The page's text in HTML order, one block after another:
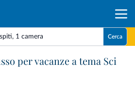
, 1 camera Cerca
per vacanze a tema Sci